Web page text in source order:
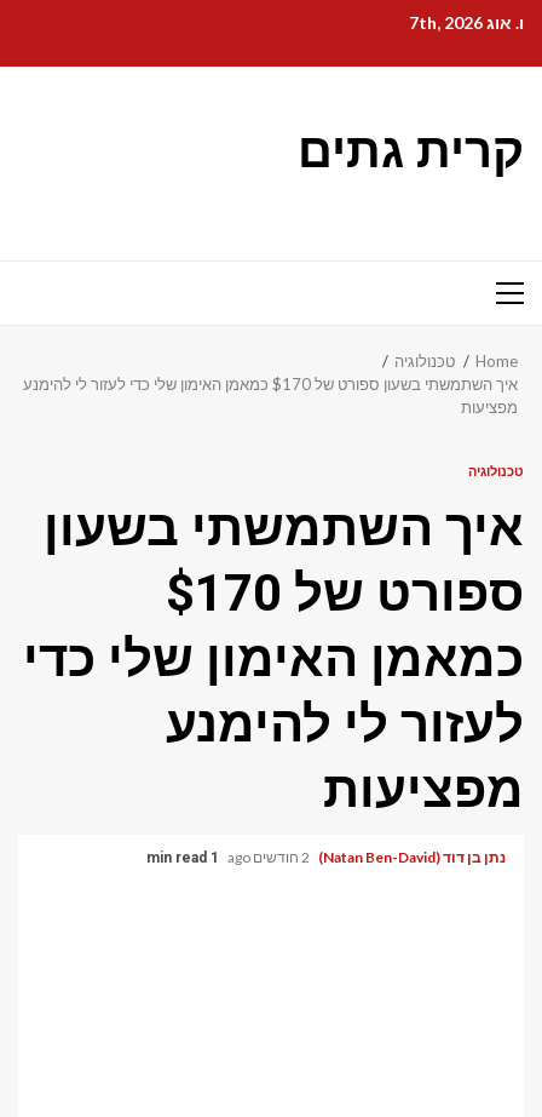
content
ו. אוג 7th, 2026
קרית גתים
Primary
Home
טכנולוגיה
איך השתמשתי בשעון ספורט של $170 כמאמן האימון שלי כדי לעזור לי להימנע
מפציעות
טכנולוגיה
איך השתמשתי בשעון
ספורט של $170
כמאמן האימון שלי כדי
לעזור לי להימנע
מפציעות
נתן בן דוד (Natan Ben-David) 2 חודשים ago 1 min read